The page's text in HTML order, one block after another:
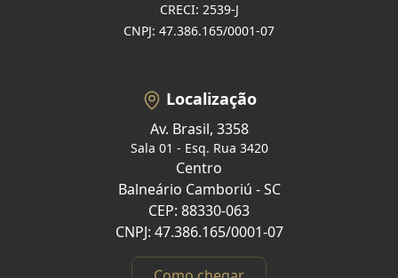
CRECI: 2539-J
CNPJ: 47.386.165/0001-07
Localização
Av. Brasil, 3358
Sala 01 - Esq. Rua 3420
Centro
Balneário Camboriú - SC
CEP: 88330-063
CNPJ: 47.386.165/0001-07